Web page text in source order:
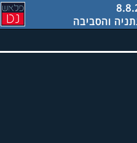
והסביבה